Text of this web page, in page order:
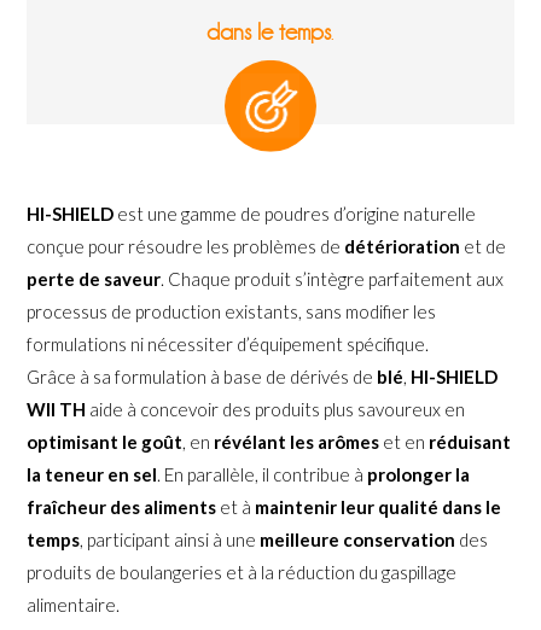
dans le temps.
HI-SHIELD est une gamme de poudres d’origine naturelle
conçue pour résoudre les problèmes de détérioration et de
perte de saveur. Chaque produit s’intègre parfaitement aux
processus de production existants, sans modifier les
formulations ni nécessiter d’équipement spécifique.
Grâce à sa formulation à base de dérivés de blé, HI-SHIELD
WII TH aide à concevoir des produits plus savoureux en
optimisant le goût, en révélant les arômes et en réduisant
la teneur en sel. En parallèle, il contribue à prolonger la
fraîcheur des aliments et à maintenir leur qualité dans le
temps, participant ainsi à une meilleure conservation des
produits de boulangeries et à la réduction du gaspillage
alimentaire.